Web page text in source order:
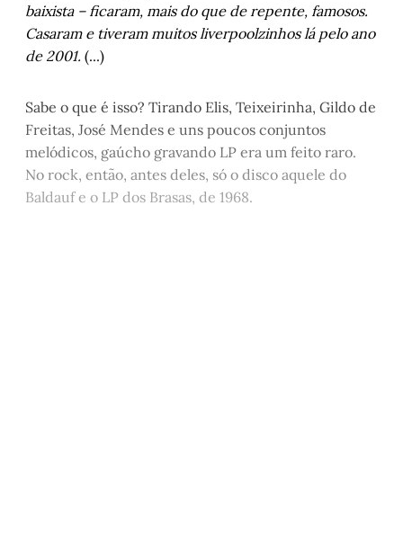
baixista – ficaram, mais do que de repente, famosos.
Casaram e tiveram muitos liverpoolzinhos lá pelo ano
de 2001. (...)
Sabe o que é isso? Tirando Elis, Teixeirinha, Gildo de
Freitas, José Mendes e uns poucos conjuntos
melódicos, gaúcho gravando LP era um feito raro.
No rock, então, antes deles, só o disco aquele do
Baldauf e o LP dos Brasas, de 1968.